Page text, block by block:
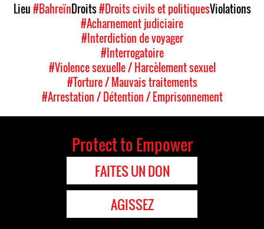
Lieu#BahreïnDroits#Droits civils et politiquesViolations
#Acharnement judiciaire
#Interdiction de voyager
#Interrogatoire
#Violence sexuelle / Harcèlement sexuel
#Torture / Mauvais traitements
#Arrestation / Détention / Emprisonnement
Protect to Empower
FAITES UN DON
AGISSEZ